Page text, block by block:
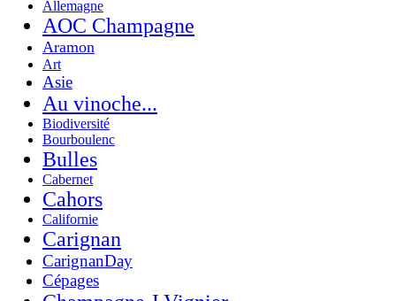
Allemagne
AOC Champagne
Aramon
Art
Asie
Au vinoche...
Biodiversité
Bourboulenc
Bulles
Cabernet
Cahors
Californie
Carignan
CarignanDay
Cépages